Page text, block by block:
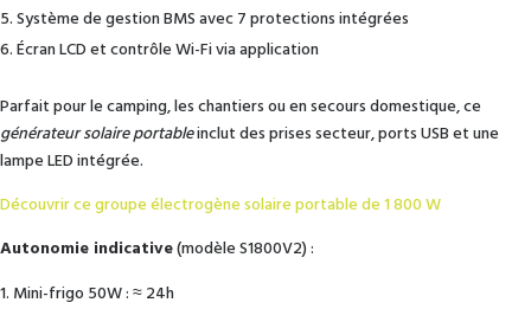
Système de gestion BMS avec 7 protections intégrées
Écran LCD et contrôle Wi-Fi via application
Parfait pour le camping, les chantiers ou en secours domestique, ce
générateur solaire portableinclut des prises secteur, ports USB et une
lampe LED intégrée.
Découvrir ce groupe électrogène solaire portable de 1 800 W
Autonomie indicative(modèle S1800V2) :
Mini-frigo 50W : ≈ 24h